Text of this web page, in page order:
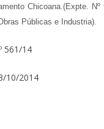
Chicoana.(Expte. Nº
Públicas e Industria).
561/14
10/2014